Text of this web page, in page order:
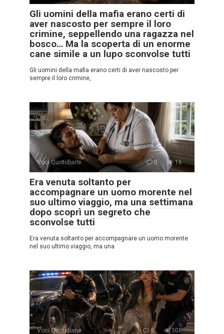
Gli uomini della mafia erano certi di
aver nascosto per sempre il loro
crimine, seppellendo una ragazza nel
bosco… Ma la scoperta di un enorme
cane simile a un lupo sconvolse tutti
Gli uomini della mafia erano certi di aver nascosto per
sempre il loro crimine,
Voci Quotidiane 0 16
Era venuta soltanto per
accompagnare un uomo morente nel
suo ultimo viaggio, ma una settimana
dopo scoprì un segreto che
sconvolse tutti
Era venuta soltanto per accompagnare un uomo morente
nel suo ultimo viaggio, ma una
Voci Quotidiane 0 308